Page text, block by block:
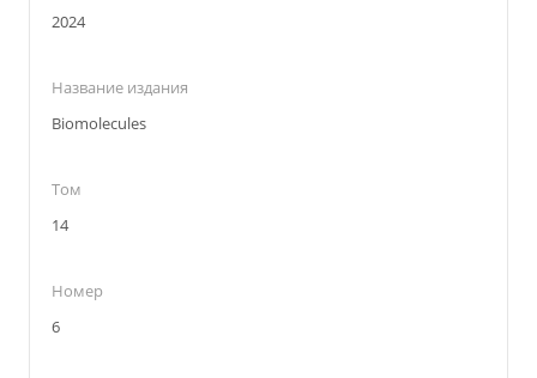
2024
Название издания
Biomolecules
Том
14
Номер
6